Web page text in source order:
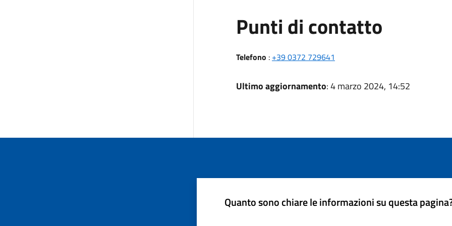
Punti di contatto
Telefono : +39 0372 729641
Ultimo aggiornamento: 4 marzo 2024, 14:52
Quanto sono chiare le informazioni su questa